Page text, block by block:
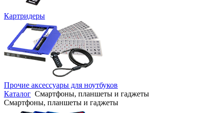
Картридеры
Прочие аксессуары для ноутбуков
Каталог Смартфоны, планшеты и гаджеты
Смартфоны, планшеты и гаджеты